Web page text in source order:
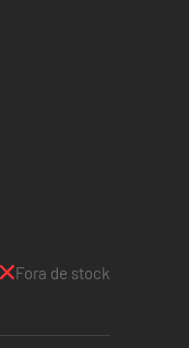
Fora de stock